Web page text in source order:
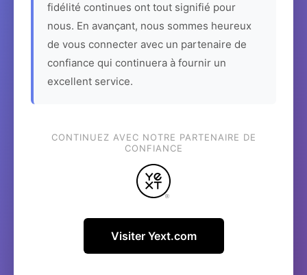
fidélité continues ont tout signifié pour
nous. En avançant, nous sommes heureux
de vous connecter avec un partenaire de
confiance qui continuera à fournir un
excellent service.
CONTINUEZ AVEC NOTRE PARTENAIRE DE
CONFIANCE
Visiter Yext.com